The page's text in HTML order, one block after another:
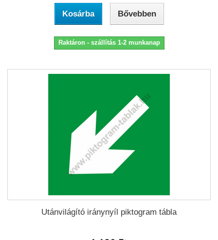
Kosárba Bővebben
Raktáron - szállítás 1-2 munkanap
Utánvilágító iránynyíl piktogram tábla